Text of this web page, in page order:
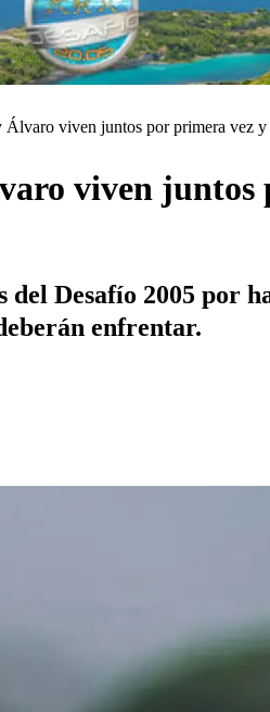
viven juntos por primera vez y
viven juntos
Desafío 2005 por
enfrentar.